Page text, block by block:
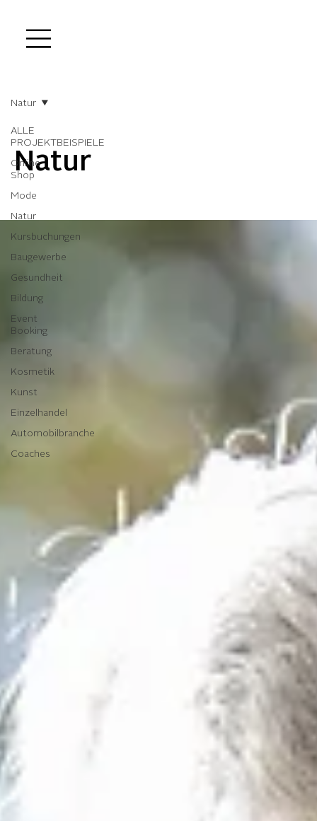
ALLE
PROJEKTBEISPIELE
Online
Shop
Mode
Natur
Kursbuchungen
Baugewerbe
Gesundheit
Bildung
Event
Booking
Beratung
Kosmetik
Kunst
Einzelhandel
Automobilbranche
Coaches
Natur
Natur